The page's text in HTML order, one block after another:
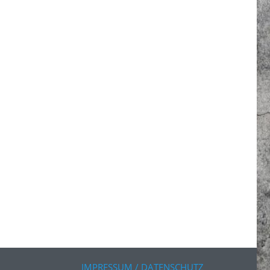
IMPRESSUM / DATENSCHUTZ